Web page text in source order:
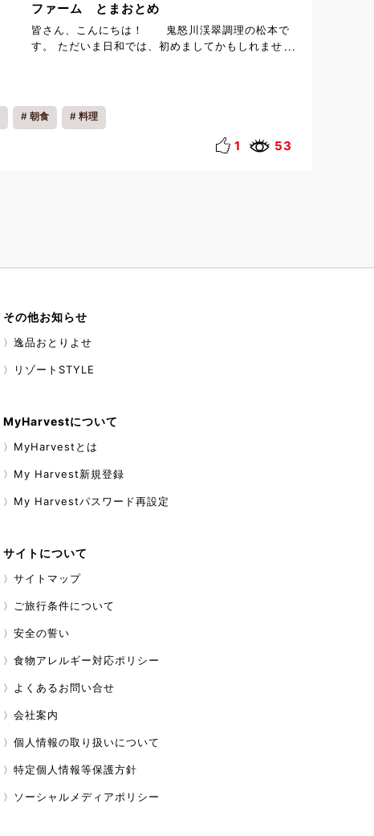
ファーム とまおとめ
皆さん、こんにちは！ 鬼怒川渓翠調理の松本で
す。 ただいま日和では、初めましてかもしれませ
の紹介など、これから沢山発信していきたいと思い
ますので、ぜひご覧ください。 私はよく生産者
さんの元に足を運び、たくさんの交流を深めていま
水と養分だけを通し、農薬を最小限に抑え、糖度や
”アイコ”、右が ”アルル” ） とまおとめを1つ食べ
てしまったら、もう他のトマトは食べれません。。
しかし残念ながら、今年の生産は7月いっぱいで終
了してしまいました。 こちらは、レストラン炅
買えるの？」 と沢山のお声をいただいております。
ブログの最後に、ホームページのURLを記載して
おきます！ ぜひ、お立ち寄りください！ 【カキヌ
☎090-6957-6354 カキヌマファームHPはこち
ら！
朝食 料理
1 53
その他お知らせ
逸品おとりよせ
リゾートSTYLE
MyHarvestについて
MyHarvestとは
My Harvest新規登録
My Harvestパスワード再設定
サイトについて
サイトマップ
ご旅行条件について
安全の誓い
食物アレルギー対応ポリシー
よくあるお問い合せ
会社案内
個人情報の取り扱いについて
特定個人情報等保護方針
ソーシャルメディアポリシー